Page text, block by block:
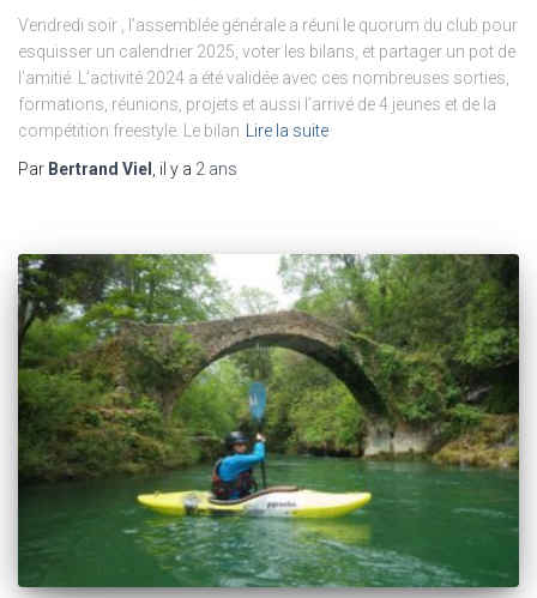
Vendredi soir , l’assemblée générale a réuni le quorum du club pour
esquisser un calendrier 2025, voter les bilans, et partager un pot de
l’amitié. L’activité 2024 a été validée avec ces nombreuses sorties,
formations, réunions, projets et aussi l’arrivé de 4 jeunes et de la
compétition freestyle. Le bilan
Lire la suite
Par Bertrand Viel , il y a 2 ans